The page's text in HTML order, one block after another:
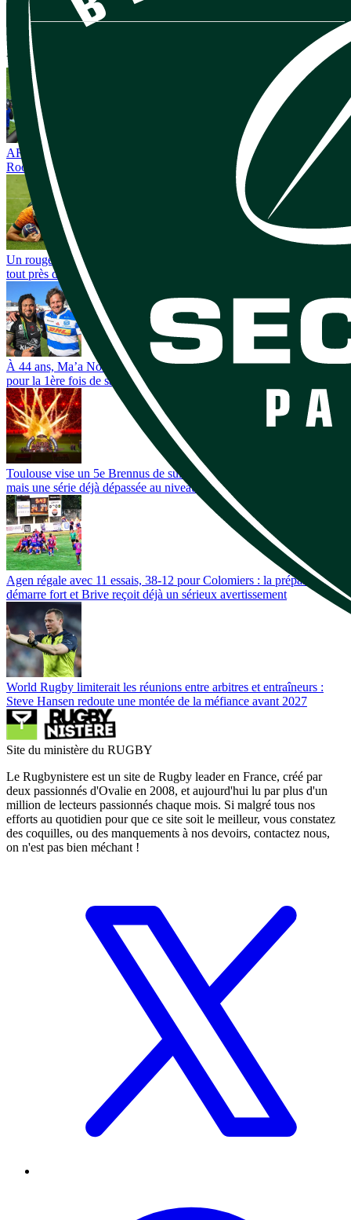
Vous avez tout lu ?
ARBITRAGE. Le genou de Fabian Holland sur la tête d’Evan
Roos devait-il être sanctionné ?
Un rouge dès la 33e et trois points d’écart : les Wallabies passent
tout près d’une défaite historique au Japon
À 44 ans, Ma’a Nonu va retrouver les All Blacks et ''défier'' le haka
pour la 1ère fois de sa carrière
Toulouse vise un 5e Brennus de suite : un record absolu en France,
mais une série déjà dépassée au niveau mondial
Agen régale avec 11 essais, 38-12 pour Colomiers : la préparation
démarre fort et Brive reçoit déjà un sérieux avertissement
World Rugby limiterait les réunions entre arbitres et entraîneurs :
Steve Hansen redoute une montée de la méfiance avant 2027
Site du ministère du RUGBY
Le Rugbynistere est un site de Rugby leader en France, créé par
deux passionnés d'Ovalie en 2008, et aujourd'hui lu par plus d'un
million de lecteurs passionnés chaque mois. Si malgré tous nos
efforts au quotidien pour que ce site soit le meilleur, vous constatez
des coquilles, ou des manquements à nos devoirs, contactez nous,
on n'est pas bien méchant !